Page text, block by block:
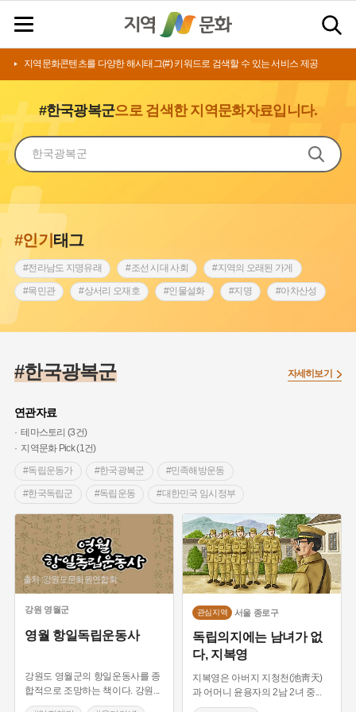
지역문화콘텐츠를 다양한 해시태그(#) 키워드로 검색할 수 있는 서비스 제공
#한국광복군으로 검색한 지역문화자료입니다.
#인기태그
#전라남도 지명유래 #조선 시대 사회 #지역의 오래된 가게
#목민관 #상서리 오재호 #인물설화 #지명 #아차산성
#갯벌 #강감찬 #남자현
#대한민국임시정부
#조선역사
#김마리아 #박물관
#생활용품 #장군 #조선시대 문신 #백년가게
#경기도설화 #임시의정원 #영산강 #문화유산
#강진 #부산 #풍속 #의병활동 #빵지순례
#지역의 설화 #동의보감 #28독립선언 #지명유래
#여성 독립운동가 #영산포 #전설 #징채 #독립운동가
#동화 #공예품 #단지 #온라인 생활사박물관
#온달 #고구려 #산성 #한의학
#외성 #용인 #여성의원 #왕건
#한국광복군
연관자료
테마스토리 (3건)
지역문화 Pick (1건)
#독립운동가
#한국광복군 #민족해방운동
#한국독립군 #독립운동 #대한민국 임시정부
#임진왜란 #을미의병 #을사의병 #만세운동
자세히보기
출처 :강원도문화원연합회
강원 영월군
영월 항일독립운동사
강원도 영월군의 항일운동사를 종
합적으로 조망하는 책이다. 강원
관심지역 서울 종로구
독립의지에는 남녀가 없
다, 지복영
지복영은 아버지 지청천(池靑天)
과 어머니 윤용자의 2남 2녀 중